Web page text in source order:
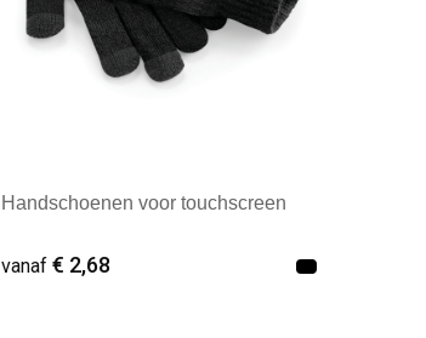
Handschoenen voor touchscreen
vanaf € 2,68